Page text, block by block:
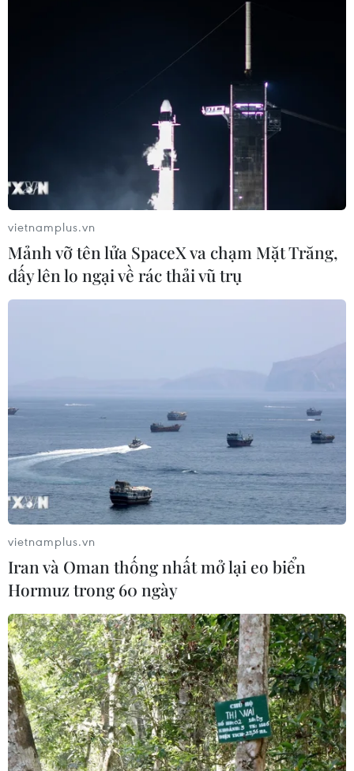
vietnamplus.vn
Mảnh vỡ tên lửa SpaceX va chạm Mặt Trăng,
dấy lên lo ngại về rác thải vũ trụ
vietnamplus.vn
Iran và Oman thống nhất mở lại eo biển
Hormuz trong 60 ngày